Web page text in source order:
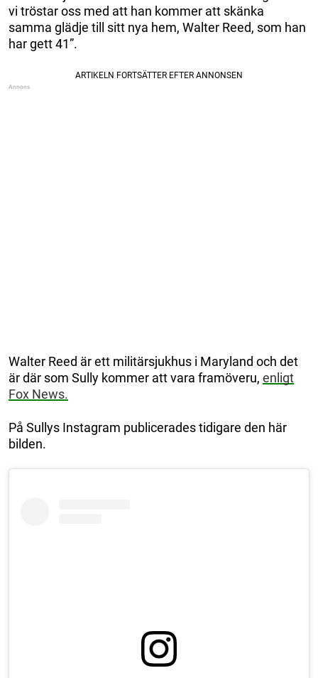
vi tröstar oss med att han kommer att skänka
samma glädje till sitt nya hem, Walter Reed, som han
har gett 41”.
Walter Reed är ett militärsjukhus i Maryland och det
är där som Sully kommer att vara framöveru, enligt
Fox News.
På Sullys Instagram publicerades tidigare den här
bilden.